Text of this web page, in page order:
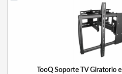
TooQ Soporte TV Giratorio